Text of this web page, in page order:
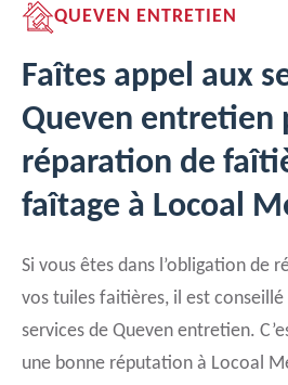
QUEVEN ENTRETIEN
Faîtes appel aux
Queven entretien
réparation de
faîtage à Locoal
Si vous êtes dans l’obligation de
vos tuiles faitières, il est
services de Queven entretien.
une bonne réputation à Locoal